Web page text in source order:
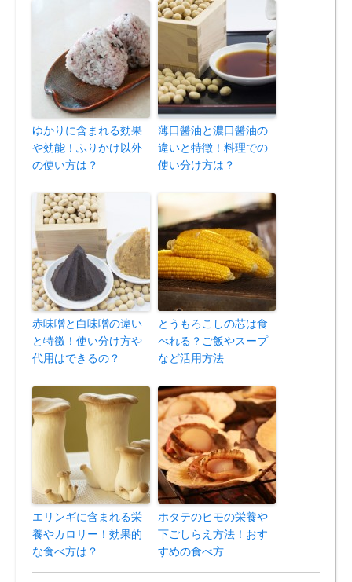
ゆかりに含まれる効果
や効能！ふりかけ以外
の使い方は？
薄口醤油と濃口醤油の
違いと特徴！料理での
使い分け方は？
赤味噌と白味噌の違い
と特徴！使い分け方や
代用はできるの？
とうもろこしの芯は食
べれる？ご飯やスープ
など活用方法
エリンギに含まれる栄
養やカロリー！効果的
な食べ方は？
ホタテのヒモの栄養や
下ごしらえ方法！おす
すめの食べ方